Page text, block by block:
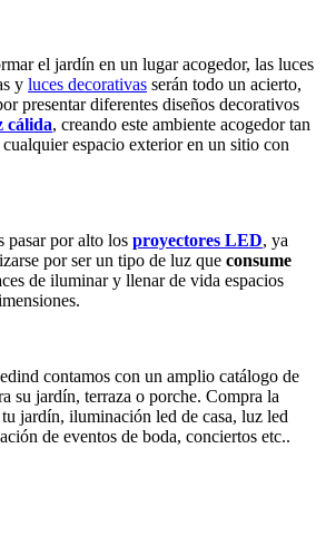
el jardín en un lugar acogedor, las luces
y luces decorativas serán todo un acierto,
presentar diferentes diseños decorativos
cálida, creando este ambiente acogedor tan
espacio exterior en un sitio con
pasar por alto los proyectores LED, ya
por ser un tipo de luz que consume
de iluminar y llenar de vida espacios
contamos con un amplio catálogo de
su jardín, terraza o porche. Compra la
jardín, iluminación led de casa, luz led
de eventos de boda, conciertos etc..